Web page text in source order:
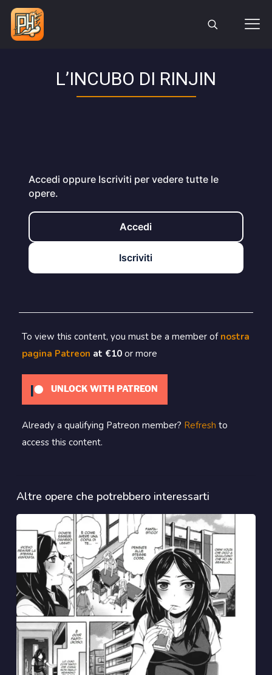
L’INCUBO DI RINJIN
Accedi oppure Iscriviti per vedere tutte le
opere.
Accedi
Iscriviti
To view this content, you must be a member of nostra
pagina Patreon at €10 or more
UNLOCK WITH PATREON
Already a qualifying Patreon member? Refresh to
access this content.
Altre opere che potrebbero interessarti